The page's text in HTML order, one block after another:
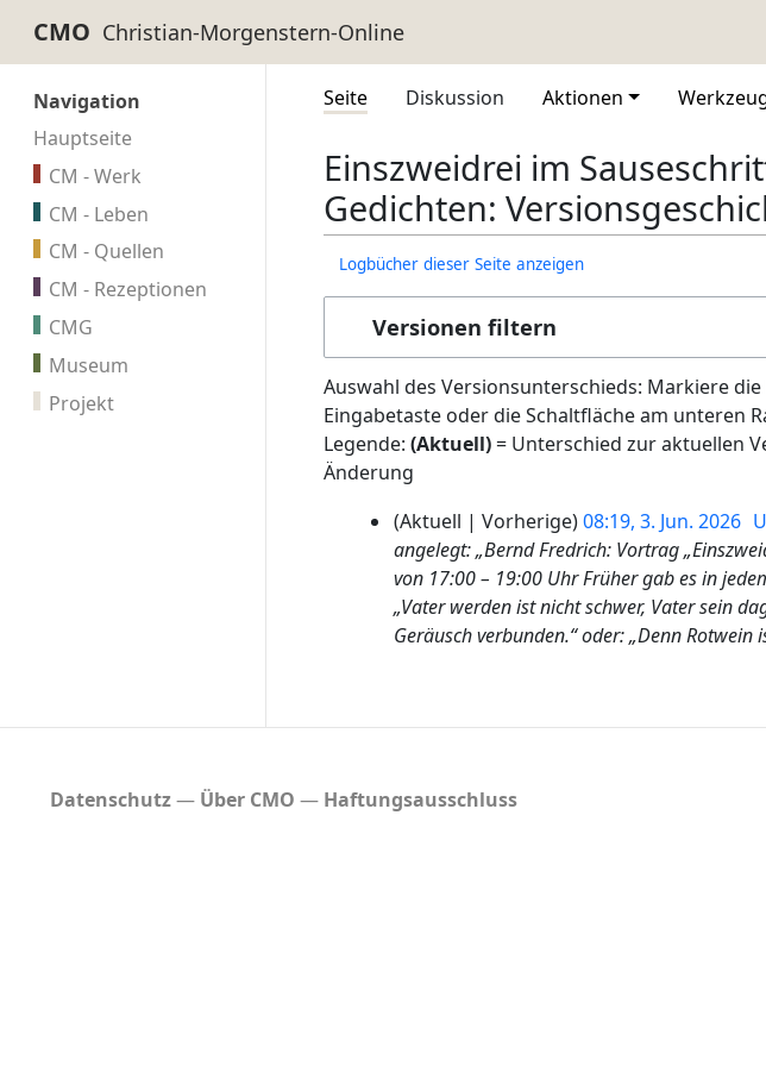
CMO
Navigation
Hauptseite
CM - Werk
CM - Leben
CM - Quellen
CM - Rezeptionen
CMG
Museum
Projekt
Seite Diskussion Aktionen
Einszweidrei im
Gedichten:
Logbücher dieser Seite anzeigen
Versionen filtern
Auswahl des Versionsunterschieds: Markiere
Eingabetaste oder die Schaltfläche am unteren
Legende: (Aktuell)= Unterschied zur aktuellen
Änderung
2
Aktuell Vorherige 08:19, 3. Jun. 2026
angelegt: „Bernd Fredrich: Vortrag
von 17:00 – 19:00 Uhr Früher gab es in
„Vater werden ist nicht schwer, Vater sein
Geräusch verbunden.“ oder: „Denn
Datenschutz Über CMO Haftungsausschluss